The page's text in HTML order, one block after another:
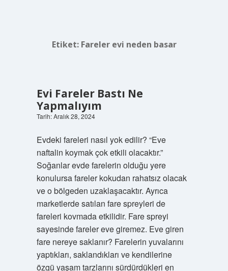
Etiket: Fareler evi neden basar
Evi Fareler Bastı Ne
Yapmalıyım
Tarih: Aralık 28, 2024
Evdeki fareleri nasıl yok edilir? “Eve
naftalin koymak çok etkili olacaktır.”
Soğanlar evde farelerin olduğu yere
konulursa fareler kokudan rahatsız olacak
ve o bölgeden uzaklaşacaktır. Ayrıca
marketlerde satılan fare spreyleri de
fareleri kovmada etkilidir. Fare spreyi
sayesinde fareler eve giremez. Eve giren
fare nereye saklanır? Farelerin yuvalarını
yaptıkları, saklandıkları ve kendilerine
özgü yaşam tarzlarını sürdürdükleri en